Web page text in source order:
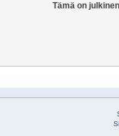
Tämä on